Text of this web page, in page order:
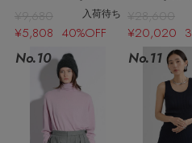
PERSONAL COLOR
エディター厳選ギフト
¥9,680
入荷待ち
¥5,808 40%OFF
¥28,600
¥20,020
No.10 No.11